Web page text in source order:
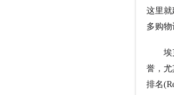
这里
多购物
埃克
誉，尤
排名